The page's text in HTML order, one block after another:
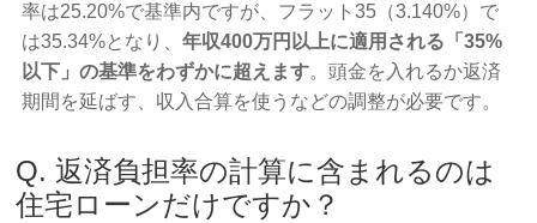
率は25.20%で基準内ですが、フラット35（3.140%）で
は35.34%となり、年収400万円以上に適用される「35%
以下」の基準をわずかに超えます。頭金を入れるか返済
期間を延ばす、収入合算を使うなどの調整が必要です。
Q. 返済負担率の計算に含まれるのは
住宅ローンだけですか？